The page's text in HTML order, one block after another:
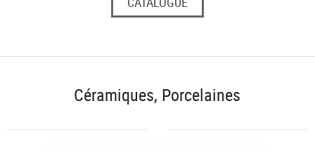
Céramiques, Porcelaines